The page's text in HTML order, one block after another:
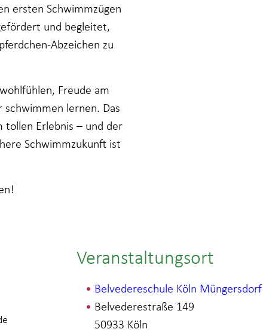
ersten Schwimmzügen
und begleitet,
Abzeichen zu
Freude am
lernen. Das
tollen Erlebnis – und der
Schwimmzukunft ist
Veranstaltungsort
Belvedereschule Köln Müngersdorf
Belvederestraße 149
Köln
50933